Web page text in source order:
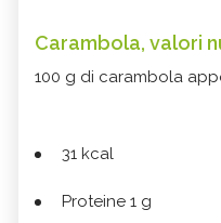
Carambola, valori
100 g di carambola
31 kcal
Proteine 1 g